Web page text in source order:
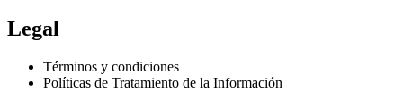
Legal
Términos y condiciones
Políticas de Tratamiento de la Información